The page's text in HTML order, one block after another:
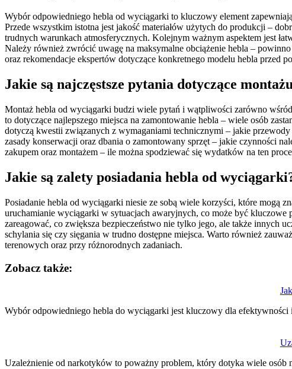
Wybór odpowiedniego hebla od wyciągarki to kluczowy element
Przede wszystkim istotna jest jakość materiałów użytych do produkcji –
trudnych warunkach atmosferycznych. Kolejnym ważnym aspektem jest
Należy również zwrócić uwagę na maksymalne obciążenie hebla –
oraz rekomendacje ekspertów dotyczące konkretnego modelu hebla przed
Jakie są najczęstsze pytania dotyczące
Montaż hebla od wyciągarki budzi wiele pytań i wątpliwości zarówno
to dotyczące najlepszego miejsca na zamontowanie hebla – wiele osób
dotyczą kwestii związanych z wymaganiami technicznymi – jakie
zasady konserwacji oraz dbania o zamontowany sprzęt – jakie czynności
zakupem oraz montażem – ile można spodziewać się wydatków na ten
Jakie są zalety posiadania hebla od
Posiadanie hebla od wyciągarki niesie ze sobą wiele korzyści, które mogą
uruchamianie wyciągarki w sytuacjach awaryjnych, co może być
zareagować, co zwiększa bezpieczeństwo nie tylko jego, ale także innych
schylania się czy sięgania w trudno dostępne miejsca. Warto również
terenowych oraz przy różnorodnych zadaniach.
Zobacz także:
Wybór odpowiedniego hebla do wyciągarki jest kluczowy dla
Uzależnienie od narkotyków to poważny problem, który dotyka wiele
wpisu